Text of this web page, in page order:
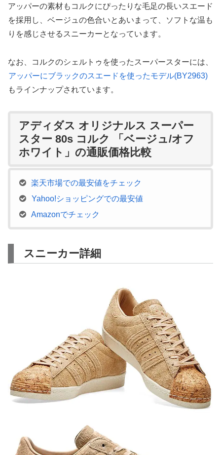
アッパーの素材もコルクにぴったりな毛足の長いスエード
を採用し、ベージュの色合いとあいまって、ソフトな温も
りを感じさせるスニーカーとなっています。
なお、コルクのシェルトゥを使ったスーパースターには、
アッパーにブラックのスエードを使ったモデル(BY2963)
もラインナップされています。
アディダス オリジナルス スーパー
スター 80s コルク 「ベージュ/オフ
ホワイト」の通販価格比較
楽天市場での最安値をチェック
Yahoo!ショッピングでの最安値
Amazonでチェック
スニーカー詳細